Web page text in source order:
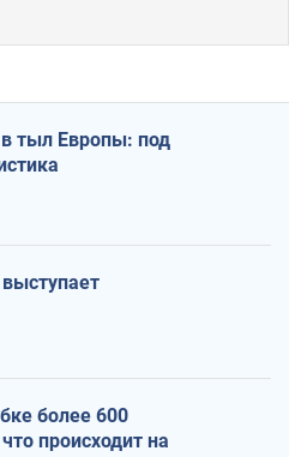
тыл Европы: под
более 600
происходит на